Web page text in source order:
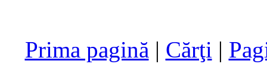
Prima pagină | Cărţi |